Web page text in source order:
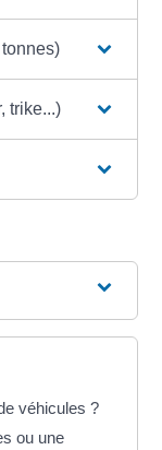
trike...)
véhicules ?
ou une